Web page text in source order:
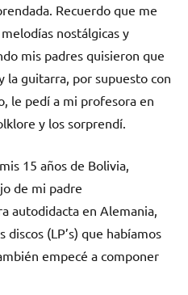
Recuerdo que me
nostálgicas y
mis padres quisieron que
la guitarra, por supuesto con
le pedí a mi profesora en
y los sorprendí.
15 años de Bolivia,
de mi padre
autodidacta en Alemania,
(LP’s) que habíamos
empecé a componer